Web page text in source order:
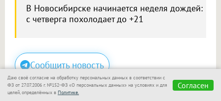
В Новосибирске начинается неделя дождей:
с четверга похолодает до +21
Сообщить новость
Размещение рекламы
Даю своё согласие на обработку персональных данных в соответствии с
ФЗ от 27.07.2006 г. №152-ФЗ «О персональных данных» на условиях и для
целей, определённых в Политике.
Согласен